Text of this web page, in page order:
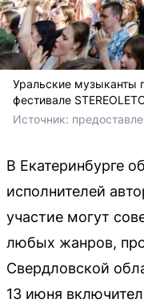
Уральские музыканты
фестивале
Источник:
В Екатеринбурге
исполнителей
участие могут
любых жанров,
Свердловской
13 июня